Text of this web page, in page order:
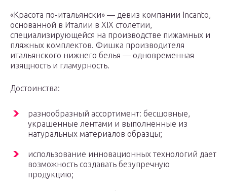
«Красота по-итальянски» — девиз компании Incanto,
основанной в Италии в XIX столетии,
специализирующейся на производстве пижамных и
пляжных комплектов. Фишка производителя
итальянского нижнего белья — одновременная
изящность и гламурность.
Достоинства:
разнообразный ассортимент: бесшовные,
украшенные лентами и выполненные из
натуральных материалов образцы;
использование инновационных технологий дает
возможность создавать безупречную
продукцию;